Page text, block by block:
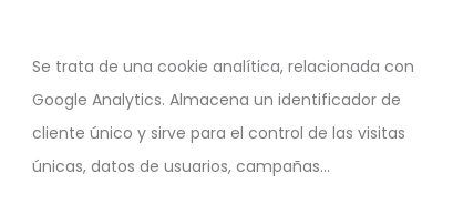
Se trata de una cookie analítica, relacionada con
Google Analytics. Almacena un identificador de
cliente único y sirve para el control de las visitas
únicas, datos de usuarios, campañas…